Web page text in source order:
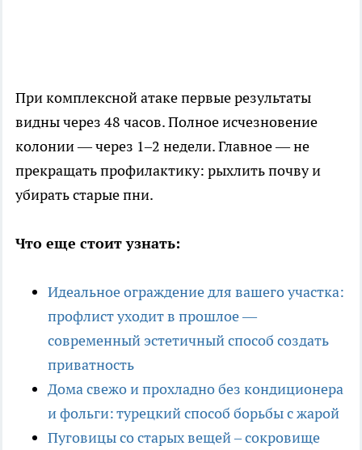
При комплексной атаке первые результаты
видны через 48 часов. Полное исчезновение
колонии — через 1–2 недели. Главное — не
прекращать профилактику: рыхлить почву и
убирать старые пни.
Что еще стоит узнать:
Идеальное ограждение для вашего участка:
профлист уходит в прошлое —
современный эстетичный способ создать
приватность
Дома свежо и прохладно без кондиционера
и фольги: турецкий способ борьбы с жарой
Пуговицы со старых вещей – сокровище